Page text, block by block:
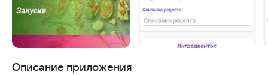
Описание приложения